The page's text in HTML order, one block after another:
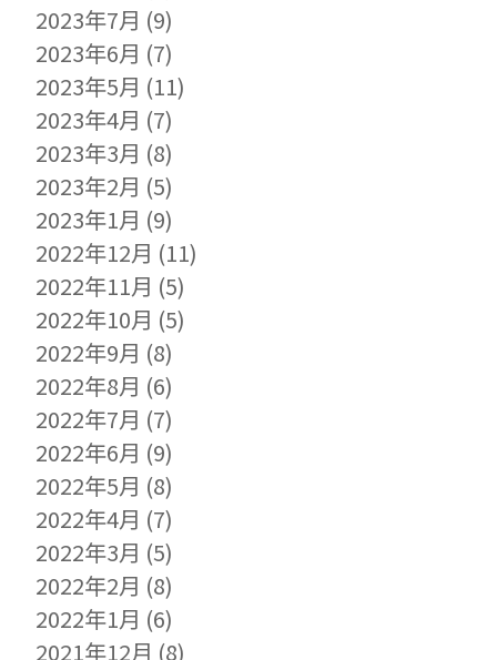
2023年7月 (9)
2023年6月 (7)
2023年5月 (11)
2023年4月 (7)
2023年3月 (8)
2023年2月 (5)
2023年1月 (9)
2022年12月 (11)
2022年11月 (5)
2022年10月 (5)
2022年9月 (8)
2022年8月 (6)
2022年7月 (7)
2022年6月 (9)
2022年5月 (8)
2022年4月 (7)
2022年3月 (5)
2022年2月 (8)
2022年1月 (6)
2021年12月 (8)